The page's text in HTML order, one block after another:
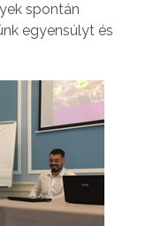
spontán
egyensúlyt és